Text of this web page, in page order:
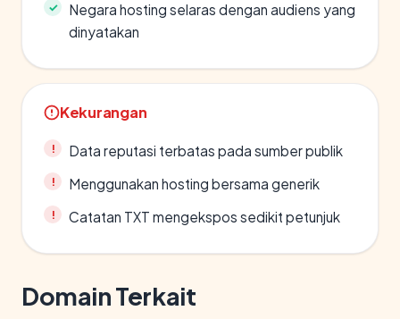
Negara hosting selaras dengan audiens yang
dinyatakan
Kekurangan
Data reputasi terbatas pada sumber publik
Menggunakan hosting bersama generik
Catatan TXT mengekspos sedikit petunjuk
Domain Terkait